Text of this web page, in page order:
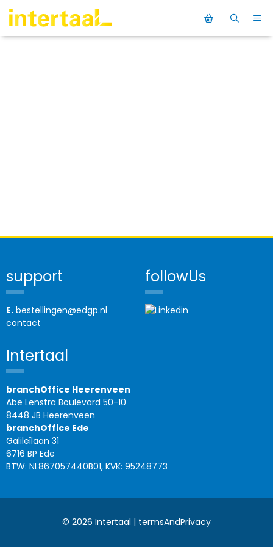
support
E. bestellingen@edgp.nl
contact
followUs
Intertaal
branchOffice Heerenveen
Abe Lenstra Boulevard 50-10
8448 JB Heerenveen
branchOffice Ede
Galileïlaan 31
6716 BP Ede
BTW: NL867057440B01, KVK: 95248773
© 2026 Intertaal | termsAndPrivacy